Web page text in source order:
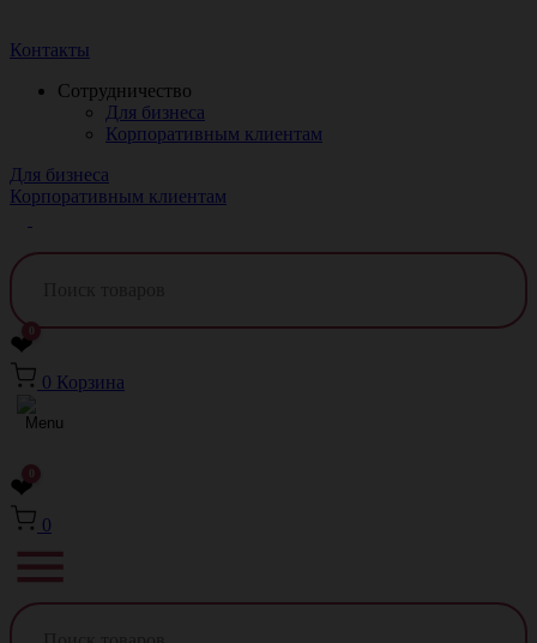
Контакты
Сотрудничество
Для бизнеса
Корпоративным клиентам
Для бизнеса
Корпоративным клиентам
❤0
0 Корзина
❤0
0